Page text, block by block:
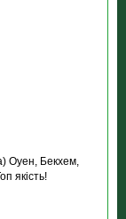
Оуен, Бекхем,
якість!